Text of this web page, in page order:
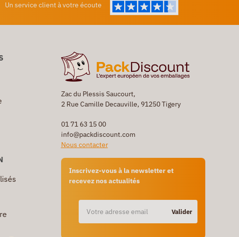
Un service client à votre écoute
Zac du Plessis Saucourt,
2 Rue Camille Decauville, 91250 Tigery
01 71 63 15 00
info@packdiscount.com
Nous contacter
Inscrivez-vous à la newsletter et
recevez nos actualités
Valider